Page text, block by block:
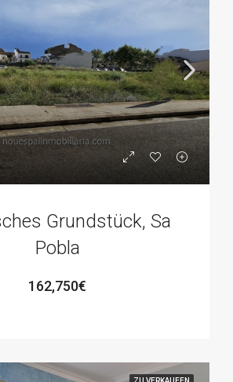
Grundstück, Sa
Pobla
162,750€